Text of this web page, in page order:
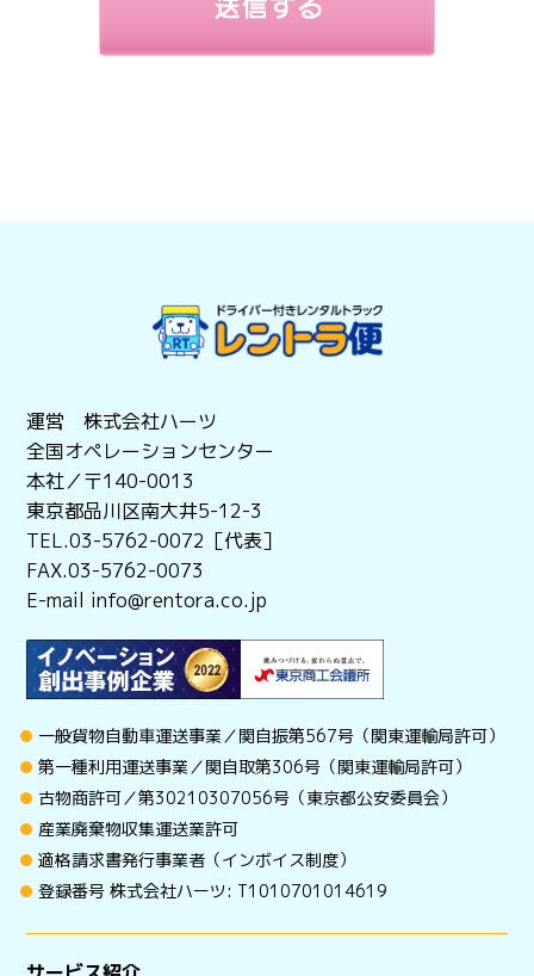
本フォームをご送信頂き、弊社から担当者の署名入り返信
あることが判明した場合。
・お客様が、当社との取引に関して威迫的な言動をし、又
上記に該当する場合、ご依頼をお断りし、又作業の途中で
あっても直ちに中止します。また、この場合で当社に損害
が生じている場合には、その賠償を請求いたします。
当サービスは標準運送約款
運営 株式会社ハーツ
全国オペレーションセンター
本社／〒140-0013
東京都品川区南大井5-12-3
TEL.03-5762-0072［代表］
FAX.03-5762-0073
E-mail info@rentora.co.jp
一般貨物自動車運送事業／関自振第567号（関東運輸局許可）
第一種利用運送事業／関自取第306号（関東運輸局許可）
古物商許可／第30210307056号（東京都公安委員会）
産業廃棄物収集運送業許可
適格請求書発行事業者（インボイス制度）
登録番号 株式会社ハーツ: T1010701014619